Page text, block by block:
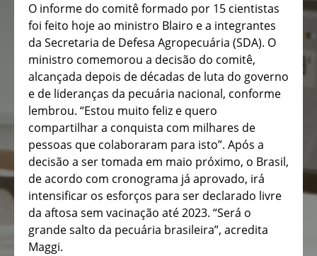
O informe do comitê formado por 15 cientistas
foi feito hoje ao ministro Blairo e a integrantes
da Secretaria de Defesa Agropecuária (SDA). O
ministro comemorou a decisão do comitê,
alcançada depois de décadas de luta do governo
e de lideranças da pecuária nacional, conforme
lembrou. “Estou muito feliz e quero
compartilhar a conquista com milhares de
pessoas que colaboraram para isto”. Após a
decisão a ser tomada em maio próximo, o Brasil,
de acordo com cronograma já aprovado, irá
intensificar os esforços para ser declarado livre
da aftosa sem vacinação até 2023. “Será o
grande salto da pecuária brasileira”, acredita
Maggi.